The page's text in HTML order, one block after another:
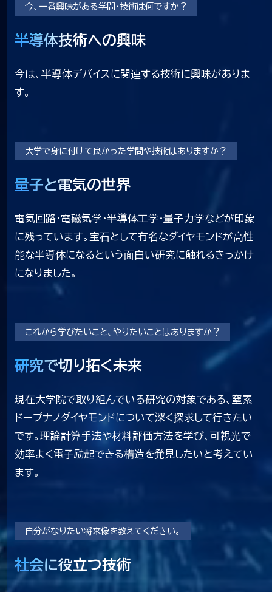
今、一番興味がある学問・技術は何ですか？
半導体技術への興味
半導体技術への興味
今は、半導体デバイスに関連する技術に興味がありま
す。
大学で身に付けて良かった学問や技術はありますか？
量子と電気の世界
量子と電気の世界
電気回路・電磁気学・半導体工学・量子力学などが印象
に残っています。宝石として有名なダイヤモンドが高性
能な半導体になるという面白い研究に触れるきっかけ
になりました。
これから学びたいこと、やりたいことはありますか？
研究で切り拓く未来
研究で切り拓く未来
現在大学院で取り組んでいる研究の対象である、窒素
ドープナノダイヤモンドについて深く探求して行きたい
です。理論計算手法や材料評価方法を学び、可視光で
効率よく電子励起できる構造を発見したいと考えてい
ます。
自分がなりたい将来像を教えてください。
社会に役立つ技術
社会に役立つ技術